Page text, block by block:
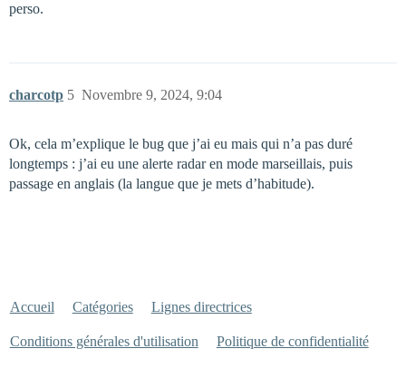
perso.
charcotp Novembre 9, 2024, 9:04
5
Ok, cela m’explique le bug que j’ai eu mais qui n’a pas duré
longtemps : j’ai eu une alerte radar en mode marseillais, puis
passage en anglais (la langue que je mets d’habitude).
Accueil Catégories Lignes directrices
Conditions générales d'utilisation Politique de confidentialité